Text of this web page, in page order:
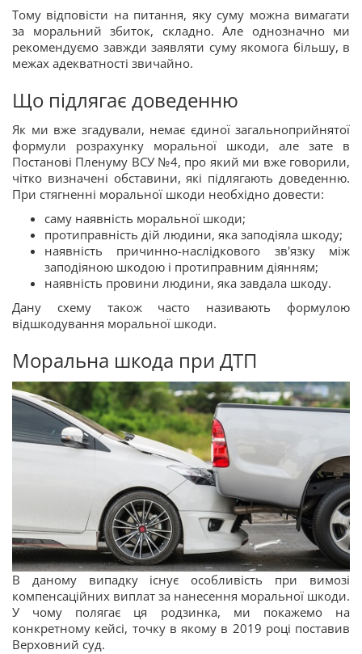
Тому відповісти на питання, яку суму можна вимагати
за моральний збиток, складно. Але однозначно ми
рекомендуємо завжди заявляти суму якомога більшу, в
межах адекватності звичайно.
Що підлягає доведенню
Як ми вже згадували, немає єдиної загальноприйнятої
формули розрахунку моральної шкоди, але зате в
Постанові Пленуму ВСУ №4, про який ми вже говорили,
чітко визначені обставини, які підлягають доведенню.
При стягненні моральної шкоди необхідно довести:
саму наявність моральної шкоди;
протиправність дій людини, яка заподіяла шкоду;
наявність причинно-наслідкового зв'язку між
заподіяною шкодою і протиправним діянням;
наявність провини людини, яка завдала шкоду.
Дану схему також часто називають формулою
відшкодування моральної шкоди.
Моральна шкода при ДТП
В даному випадку існує особливість при вимозі
компенсаційних виплат за нанесення моральної шкоди.
У чому полягає ця родзинка, ми покажемо на
конкретному кейсі, точку в якому в 2019 році поставив
Верховний суд.